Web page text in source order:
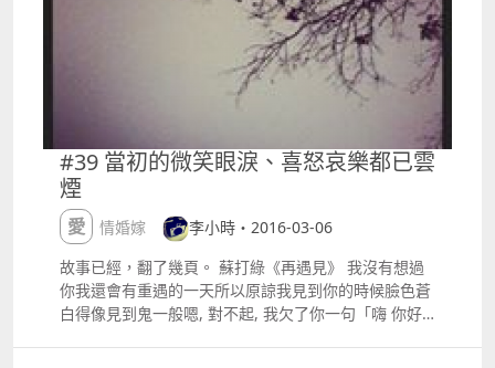
示中西式宴會擺設之外，更提供連串表演及現場展示活
動，包括新娘化妝及髮型設計展示、婚紗展示、美酒及
佳餚試食、婚禮策劃師講座、豎琴演奏及弦樂四重奏
等，還有送出多份豐富獎品的每小時幸運大抽獎。婚禮
套餐提供完善及多元化的配套，細心殷勤的婚宴策劃團
隊及得獎名廚將與您緊密合作，因應所選之主題度身訂
造最合適的活動，致力為每對新人締造甜蜜難忘的回
憶。 此外，現凡於2016年3月20日或之前確定婚宴套
餐，更可獲最高澳門幣8,000元的現金回贈及供6人免費
試菜。中銀信用卡客戶凡於現場預繳訂金更亦尊享新濠
影滙酒店住宿一晚及二人水療體驗之甜蜜禮遇，萬勿錯
過。 新濠影滙提供逾 4,000 平方米、配置靈活的室內
活動空間，適合會議及活動策劃人舉辦各式各樣的活
動，由私人宴會以至國際會議，客人均能因應所選之主
#39 當初的微笑眼淚、喜怒哀樂都已雲
煙
愛情婚嫁
李小時・2016-03-06
故事已經，翻了幾頁。 蘇打綠《再遇見》 我沒有想過
你我還會有重遇的一天所以原諒我見到你的時候臉色蒼
白得像見到鬼一般嗯, 對不起, 我欠了你一句「嗨 你好